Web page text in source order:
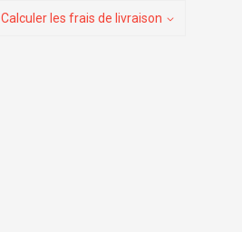
Calculer les frais de livraison